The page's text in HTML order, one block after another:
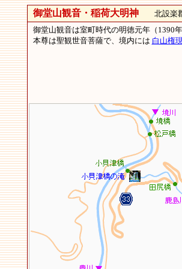
御堂山観音・稲荷大明神北設楽郡
御堂山観音は室町時代の明徳元年（
本尊は聖観世音菩薩で、境内には 白山権